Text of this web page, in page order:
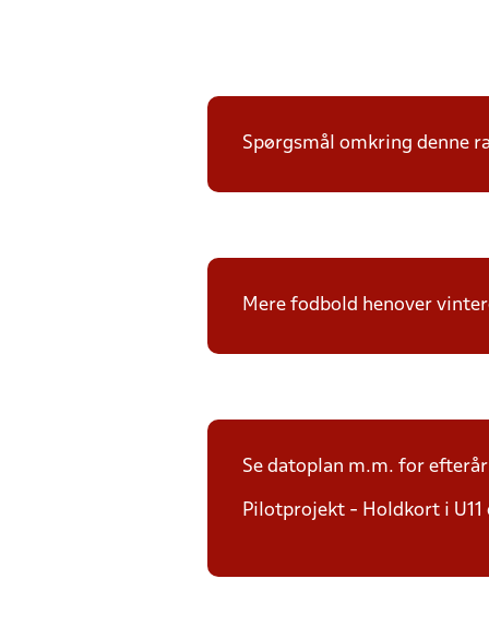
Spørgsmål omkring denne
Mere fodbold henover
Se datoplan m.m. for
Pilotprojekt - Holdkort i U11